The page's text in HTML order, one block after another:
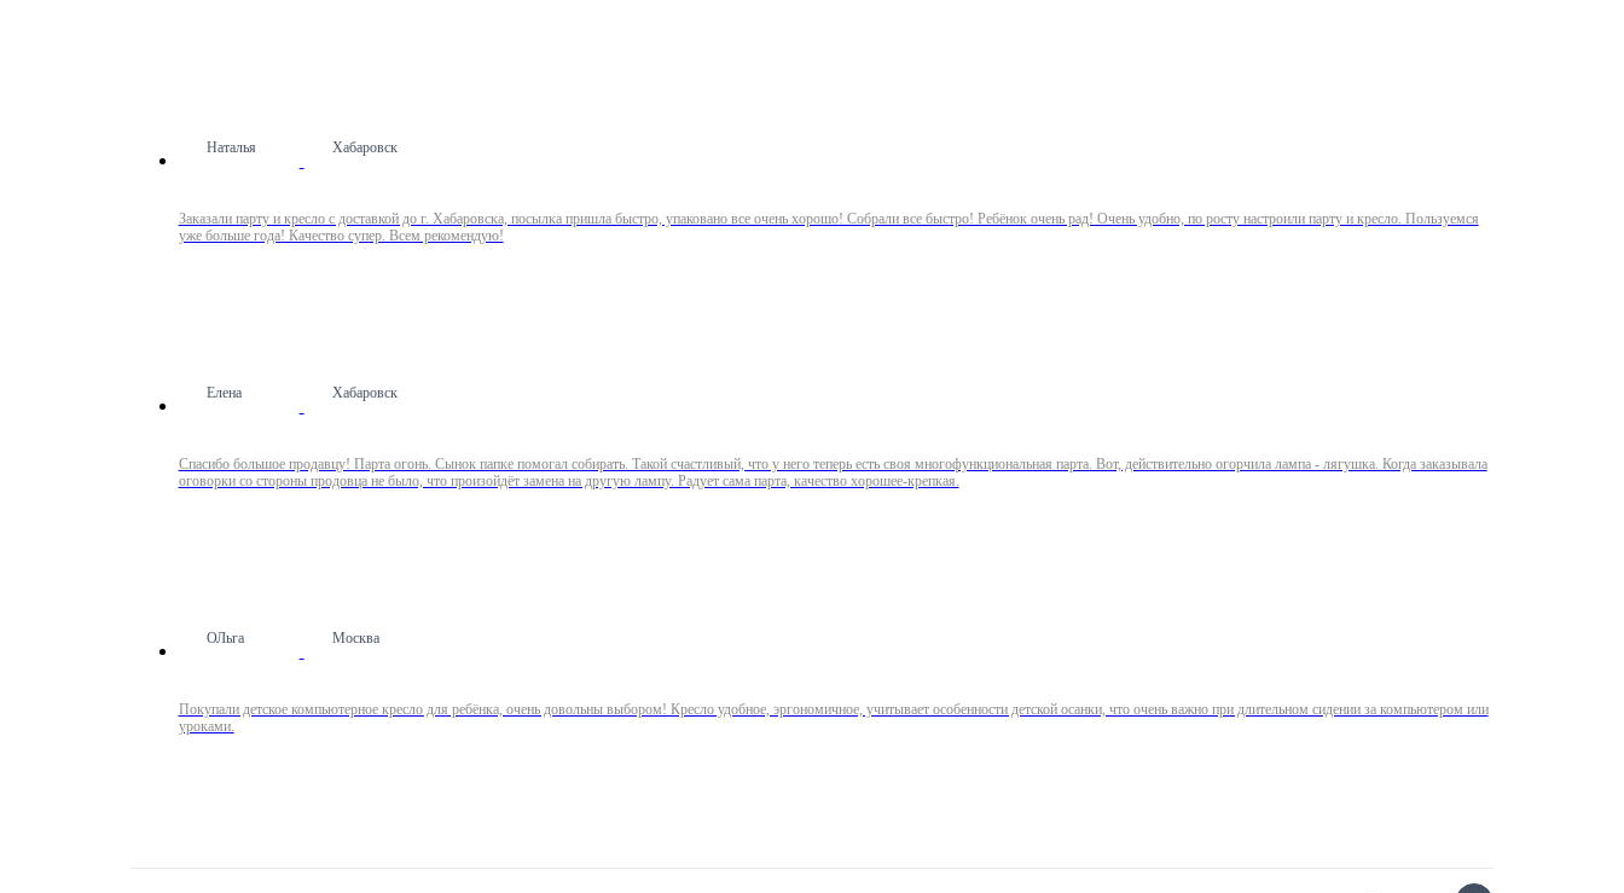
Наталья Хабаровск
Заказали парту и кресло с доставкой до г. Хабаровска, посылка пришла быстро, упаковано все очень хорошо! Собрали все быстро! Ребёнок очень рад! Очень удобно, по росту настроили парту и кресло. Пользуемся
уже больше года! Качество супер. Всем рекомендую!
Елена Хабаровск
Спасибо большое продавцу! Парта огонь. Сынок папке помогал собирать. Такой счастливый, что у него теперь есть своя многофункциональная парта. Вот, действительно огорчила лампа - лягушка. Когда заказывала
оговорки со стороны продовца не было, что произойдёт замена на другую лампу. Радует сама парта, качество хорошее-крепкая.
ОЛьга Москва
Покупали детское компьютерное кресло для ребёнка, очень довольны выбором! Кресло удобное, эргономичное, учитывает особенности детской осанки, что очень важно при длительном сидении за компьютером или
уроками.